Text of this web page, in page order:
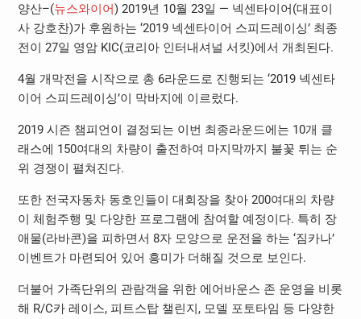
양산–(뉴스와이어) 2019년 10월 23일 — 넥센타이어(대표이
사 강호찬)가 후원하는 ‘2019 넥센타이어 스피드레이싱’ 최종
전이 27일 영암 KIC(코리아 인터내셔널 서킷)에서 개최된다.
4월 개막전을 시작으로 총 6라운드로 진행되는 ‘2019 넥센타
이어 스피드레이싱’이 막바지에 이르렀다.
2019 시즌 챔피언이 결정되는 이번 최종라운드에는 10개 클
래스에 150여대의 차량이 출전하여 마지막까지 불꽃 튀는 순
위 경쟁이 펼쳐진다.
또한 전국자동차 동호인들이 대회장을 찾아 200여대의 차량
이 체험주행 및 다양한 프로그램에 참여할 예정이다. 특히 장
애물(라바콘)을 피하면서 8자 모양으로 운전을 하는 ‘짐카나’
이벤트가 마련되어 있어 흥미가 더해질 것으로 보인다.
더불어 가족단위의 관람객을 위한 에어바운스 존 운영을 비롯
해 R/C카 레이스, 피트스탑 챌린지, 모델 포토타임 등 다양한